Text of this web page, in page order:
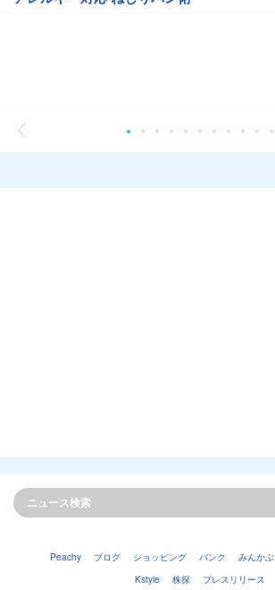
Peachy ブログ ショッピング バンク みんかぶ
Kstyle
株探 プレスリリース